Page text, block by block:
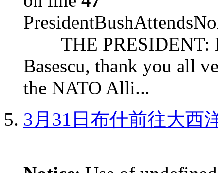
THE PRESIDENT:
Basescu, thank you all
the NATO Alli...
3月31日布什前往大西